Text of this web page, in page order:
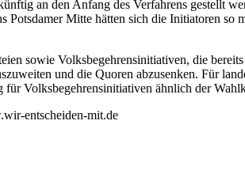
an den Anfang des Verfahrens gestellt
Mitte hätten sich die Initiatoren
sowie Volksbegehrensinitiativen, die
und die Quoren abzusenken. Für
Volksbegehrensinitiativen ähnlich der
entscheiden-mit.de